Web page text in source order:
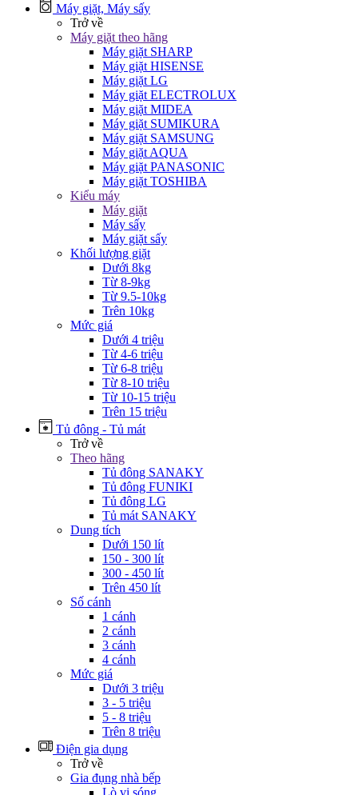
Máy giặt, Máy sấy
Trở về
Máy giặt theo hãng
Máy giặt SHARP
Máy giặt HISENSE
Máy giặt LG
Máy giặt ELECTROLUX
Máy giặt MIDEA
Máy giặt SUMIKURA
Máy giặt SAMSUNG
Máy giặt AQUA
Máy giặt PANASONIC
Máy giặt TOSHIBA
Kiểu máy
Máy giặt
Máy sấy
Máy giặt sấy
Khối lượng giặt
Dưới 8kg
Từ 8-9kg
Từ 9.5-10kg
Trên 10kg
Mức giá
Dưới 4 triệu
Từ 4-6 triệu
Từ 6-8 triệu
Từ 8-10 triệu
Từ 10-15 triệu
Trên 15 triệu
Tủ đông - Tủ mát
Trở về
Theo hãng
Tủ đông SANAKY
Tủ đông FUNIKI
Tủ đông LG
Tủ mát SANAKY
Dung tích
Dưới 150 lít
150 - 300 lít
300 - 450 lít
Trên 450 lít
Số cánh
1 cánh
2 cánh
3 cánh
4 cánh
Mức giá
Dưới 3 triệu
3 - 5 triệu
5 - 8 triệu
Trên 8 triệu
Điện gia dụng
Trở về
Gia đụng nhà bếp
Lò vi sóng